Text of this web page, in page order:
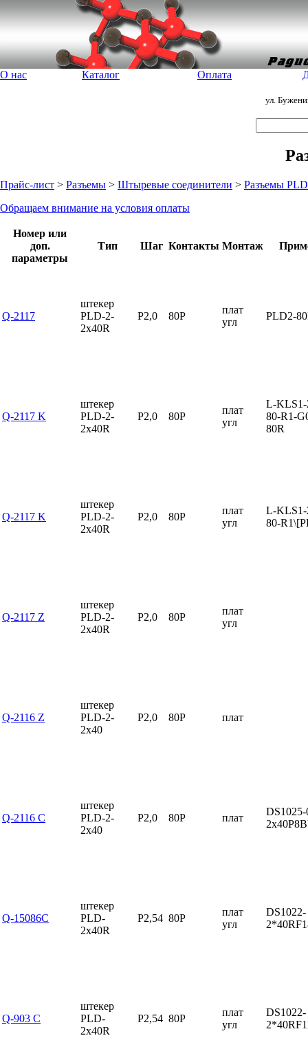
О нас Каталог Оплата
ул.
Прайс-лист > Разъемы > Штыревые соединители > Разъемы PLD
Обращаем внимание на условия оплаты
Номер или
доп.
параметры
Тип Шаг Контакты Монтаж
Q-2117
штекер
PLD-2-
2x40R
P2,0 80P
плат
угл
PLD2-
Q-2117 K
штекер
PLD-2-
2x40R
P2,0 80P
плат
угл
L-KLS1-
80-R1-
80R
Q-2117 K
штекер
PLD-2-
2x40R
P2,0 80P
плат
угл
L-KLS1-
80-
Q-2117 Z
штекер
PLD-2-
2x40R
P2,0 80P
плат
угл
Q-2116 Z
штекер
PLD-2-
2x40
P2,0 80P плат
Q-2116 C
штекер
PLD-2-
2x40
P2,0 80P плат
DS1025-
Q-15086C
штекер
PLD-
2x40R
P2,54 80P
плат
угл
DS1022-
Q-903 C
штекер
PLD-
2x40R
P2,54 80P
плат
угл
DS1022-